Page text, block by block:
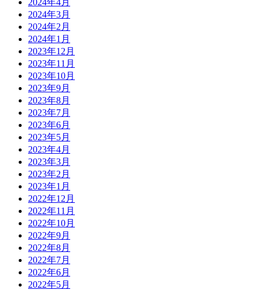
2024年3月
2024年2月
2024年1月
2023年12月
2023年11月
2023年10月
2023年9月
2023年8月
2023年7月
2023年6月
2023年5月
2023年4月
2023年3月
2023年2月
2023年1月
2022年12月
2022年11月
2022年10月
2022年9月
2022年8月
2022年7月
2022年6月
2022年5月